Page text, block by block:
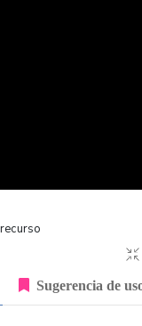
Sugerencia de